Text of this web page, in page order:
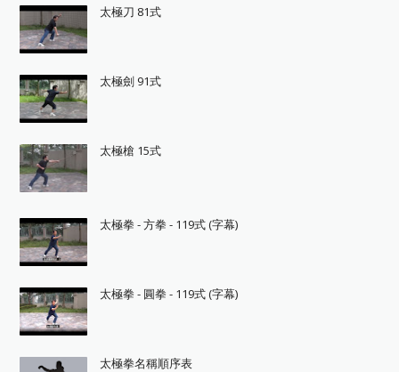
太極刀 81式
太極劍 91式
太極槍 15式
太極拳 - 方拳 - 119式 (字幕)
太極拳 - 圓拳 - 119式 (字幕)
太極拳名稱順序表